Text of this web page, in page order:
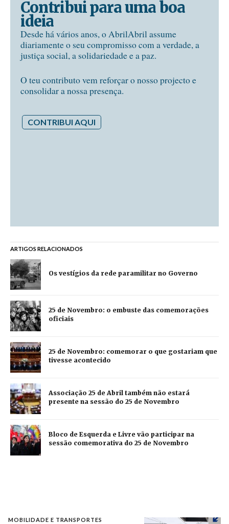
Contribui para uma boa
ideia
Desde há vários anos, o AbrilAbril assume
diariamente o seu compromisso com a verdade, a
justiça social, a solidariedade e a paz.
O teu contributo vem reforçar o nosso projecto e
consolidar a nossa presença.
CONTRIBUI AQUI
ARTIGOS RELACIONADOS
Os vestígios da rede paramilitar no Governo
25 de Novembro: o embuste das comemorações
oficiais
25 de Novembro: comemorar o que gostariam que
tivesse acontecido
Associação 25 de Abril também não estará
presente na sessão do 25 de Novembro
Bloco de Esquerda e Livre vão participar na
sessão comemorativa do 25 de Novembro
MOBILIDADE E TRANSPORTES